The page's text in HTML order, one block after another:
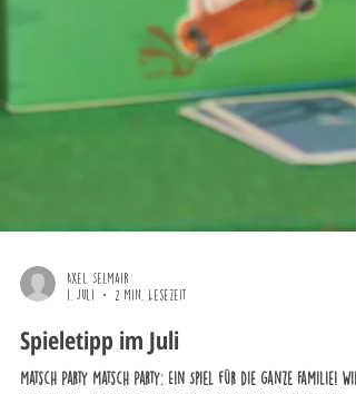
Axel Selmair
2 Min. Lesezeit
Spieletipp im Juli
Matsch Party Matsch Party: Ein Spiel für die ganze Familie! Wir